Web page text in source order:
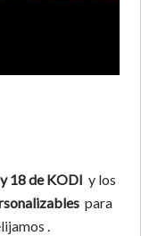
18 de KODI y los
para
.